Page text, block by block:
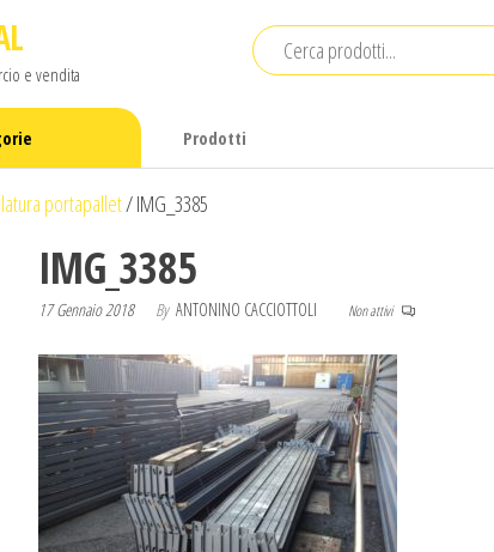
e vendita
Prodotti
portapallet/IMG_3385
IMG_3385
17 Gennaio 2018 By ANTONINO CACCIOTTOLI Non attivi